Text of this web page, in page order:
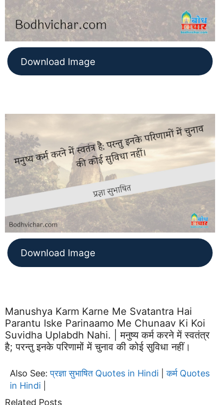
Download Image
Download Image
Manushya Karm Karne Me Svatantra Hai
Parantu Iske Parinaamo Me Chunaav Ki Koi
Suvidha Uplabdh Nahi. | मनुष्य कर्म करने में स्वतंत्र
है; परन्तु इनके परिणामों में चुनाव की कोई सुविधा नहीं।
Also See:प्रज्ञा सुभाषित Quotes in Hindi |कर्म Quotes
in Hindi
Related Posts